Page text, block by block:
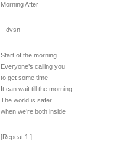
Morning After
– dvsn
Start of the morning
Everyone’s calling you
to get some time
It can wait till the morning
The world is safer
when we’re both inside
[Repeat 1:]